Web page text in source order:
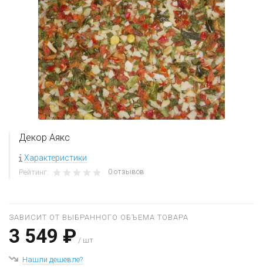
Декор Аякс
Характеристики
Рейтинг: 0 отзывов
ЗАВИСИТ ОТ ВЫБРАННОГО ОБЪЕМА ТОВАРА
3 549 ₽ / шт
Нашли дешевле?